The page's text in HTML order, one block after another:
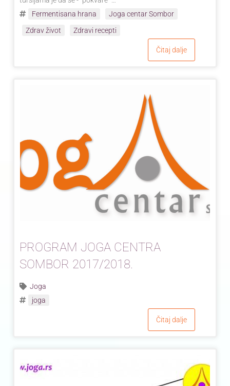
Fermentisana hrana
Joga centar Sombor
Zdrav život
Zdravi recepti
Čitaj dalje
PROGRAM JOGA CENTRA
SOMBOR 2017/2018.
Joga
joga
Čitaj dalje